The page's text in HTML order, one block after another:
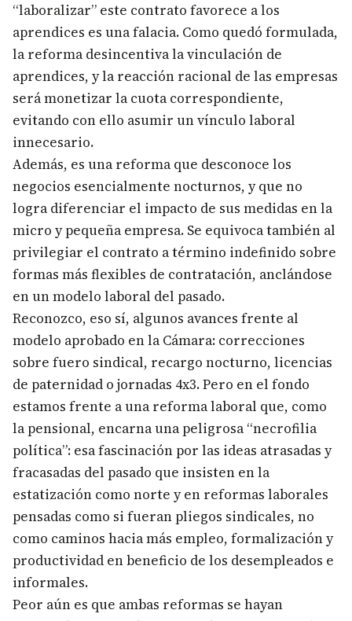
“laboralizar” este contrato favorece a los
aprendices es una falacia. Como quedó formulada,
la reforma desincentiva la vinculación de
aprendices, y la reacción racional de las empresas
será monetizar la cuota correspondiente,
evitando con ello asumir un vínculo laboral
innecesario.
Además, es una reforma que desconoce los
negocios esencialmente nocturnos, y que no
logra diferenciar el impacto de sus medidas en la
micro y pequeña empresa. Se equivoca también al
privilegiar el contrato a término indefinido sobre
formas más flexibles de contratación, anclándose
en un modelo laboral del pasado.
Reconozco, eso sí, algunos avances frente al
modelo aprobado en la Cámara: correcciones
sobre fuero sindical, recargo nocturno, licencias
de paternidad o jornadas 4x3. Pero en el fondo
estamos frente a una reforma laboral que, como
la pensional, encarna una peligrosa “necrofilia
política”: esa fascinación por las ideas atrasadas y
fracasadas del pasado que insisten en la
estatización como norte y en reformas laborales
pensadas como si fueran pliegos sindicales, no
como caminos hacia más empleo, formalización y
productividad en beneficio de los desempleados e
informales.
Peor aún es que ambas reformas se hayan